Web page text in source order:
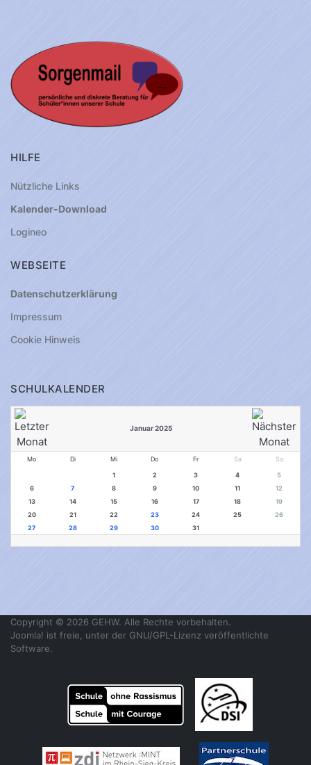
HILFE
Nützliche Links
Kalender-Download
Logineo
WEBSEITE
Datenschutzerklärung
Impressum
Cookie Hinweis
SCHULKALENDER
Januar 2025
Mo Di Mi Do Fr Sa So
1 2 3 4
5
6
7 8 9 10 11
12
13
14 15 16 17 18
19
20
21 22 23 24 25
26
27
28 29 30 31
Copyright © 2026 GEHW. Alle Rechte vorbehalten.
Joomla! ist freie, unter der GNU/GPL-Lizenz veröffentlichte
Software.